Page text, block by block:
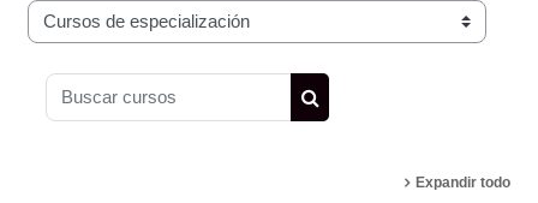
Categorías
Buscar cursos
Buscar cursos
Expandir todo